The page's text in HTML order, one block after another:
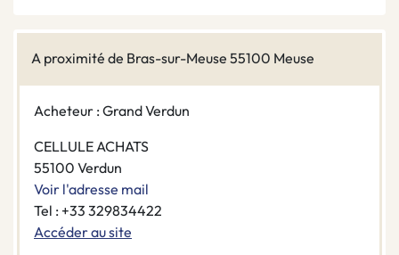
A proximité de Bras-sur-Meuse 55100 Meuse
Acheteur : Grand Verdun
CELLULE ACHATS
55100 Verdun
Voir l'adresse mail
Tel : +33 329834422
Accéder au site